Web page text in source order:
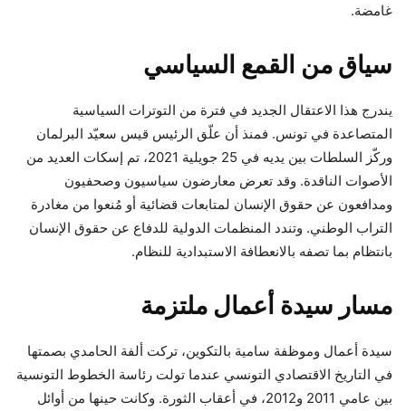
غامضة.
سياق من القمع السياسي
يندرج هذا الاعتقال الجديد في فترة من التوترات السياسية
المتصاعدة في تونس. فمنذ أن علّق الرئيس قيس سعيّد البرلمان
وركّز السلطات بين يديه في 25 جويلية 2021، تم إسكات العديد من
الأصوات الناقدة. وقد تعرض معارضون سياسيون وصحفيون
ومدافعون عن حقوق الإنسان لمتابعات قضائية أو مُنعوا من مغادرة
التراب الوطني. وتندد المنظمات الدولية للدفاع عن حقوق الإنسان
بانتظام بما تصفه بالانعطافة الاستبدادية للنظام.
مسار سيدة أعمال ملتزمة
سيدة أعمال وموظفة سامية بالتكوين، تركت ألفة الحامدي بصمتها
في التاريخ الاقتصادي التونسي عندما تولت رئاسة الخطوط التونسية
بين عامي 2011 و2012، في أعقاب الثورة. وكانت حينها من أوائل